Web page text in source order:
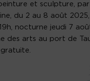
et sculpture,
du 2 au 8 août 2025,
nocturne jeudi 7
des arts au port de